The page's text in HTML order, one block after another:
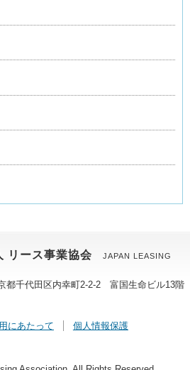
リース事業協会
JAPAN LEASING
都千代田区内幸町2-2-2 富国生命ビル13階
にあたって 個人情報保護